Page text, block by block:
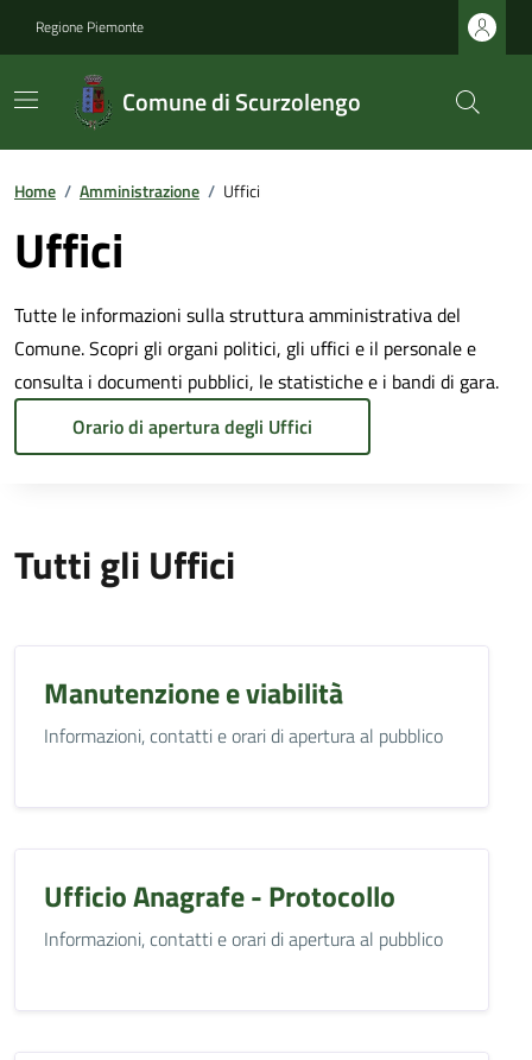
Regione Piemonte
Comune di Scurzolengo
Home / Amministrazione / Uffici
Uffici
Tutte le informazioni sulla struttura amministrativa del
Comune. Scopri gli organi politici, gli uffici e il personale e
consulta i documenti pubblici, le statistiche e i bandi di gara.
Orario di apertura degli Uffici
Tutti gli Uffici
Manutenzione e viabilità
Informazioni, contatti e orari di apertura al pubblico
Ufficio Anagrafe - Protocollo
Informazioni, contatti e orari di apertura al pubblico